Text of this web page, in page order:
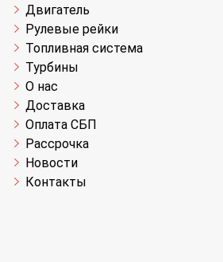
Двигатель
Рулевые рейки
Топливная система
Турбины
О нас
Доставка
Оплата СБП
Рассрочка
Новости
Контакты